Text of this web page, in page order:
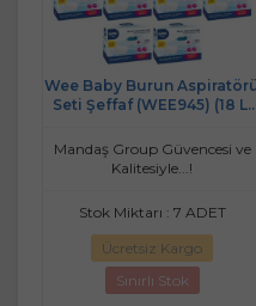
Wee Baby Burun
Seti Şeffaf (WEE945) (18 Li
Mandaş Group Güvencesi ve
Kalitesiyle...!
Stok Miktarı : 7 ADET
Ücretsiz Kargo
Sınırlı Stok